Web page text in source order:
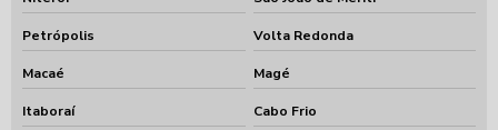
Petrópolis Volta Redonda
Macaé Magé
Itaboraí Cabo Frio